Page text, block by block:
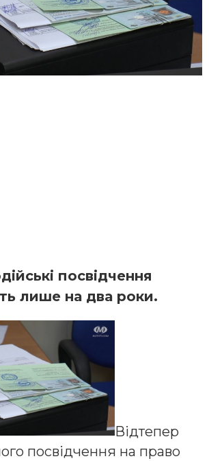
посвідчення
лише на два роки.
Відтепер
посвідчення на право